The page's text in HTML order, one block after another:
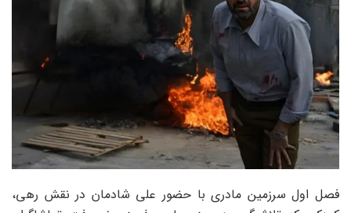
فصل اول سرزمین مادری با حضور علی شادمان در نقش رهی،